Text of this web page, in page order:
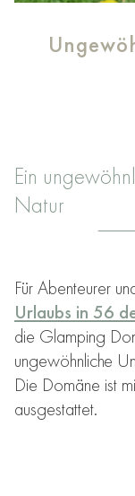
Ein
Natur
Für Abenteurer
Urlaubs in 56
die Glamping
ungewöhnliche
Die Domäne ist
ausgestattet.